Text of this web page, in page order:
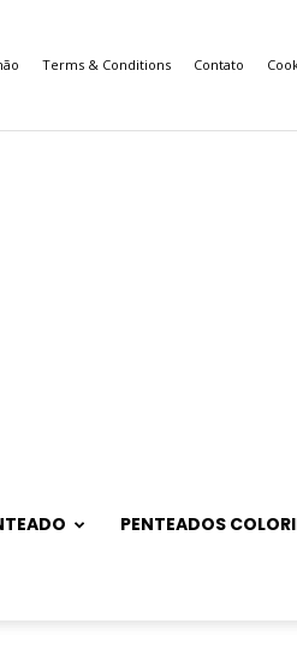
Terms & Conditions Contato
PENTEADOS